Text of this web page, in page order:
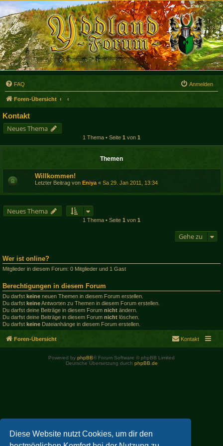
Diese Website nutzt Cookies, um dir den
FAQ Anmelden
Foren-Übersicht
Kontakt
Neues Thema
1 Thema • Seite 1 von 1
Themen
Willkommen!
Letzter Beitrag von Eniya « Sa 29. Jan 2011, 13:34
Neues Thema
1 Thema • Seite 1 von 1
Gehe zu
Wer ist online?
Mitglieder in diesem Forum: 0 Mitglieder und 1 Gast
Berechtigungen in diesem Forum
Du darfst keine neuen Themen in diesem Forum erstellen.
Du darfst keineAntworten zu Themen in diesem Forum erstellen.
Du darfst deine Beiträge in diesem Forum nicht ändern.
Du darfst deine Beiträge in diesem Forum nicht löschen.
Du darfst keine Dateianhänge in diesem Forum erstellen.
Foren-Übersicht Kontakt
Powered by phpBB® Forum Software © phpBB Limited
Deutsche Übersetzung durch phpBB.de